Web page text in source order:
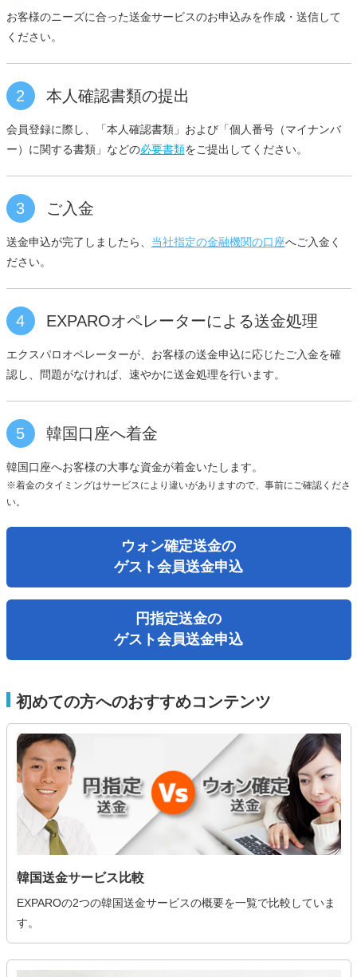
お客様のニーズに合った送金サービスのお申込みを作成・送信して
ください。
2 本人確認書類の提出
会員登録に際し、「本人確認書類」および「個人番号（マイナンバ
ー）に関する書類」などの必要書類をご提出してください。
3 ご入金
送金申込が完了しましたら、 当社指定の金融機関の口座へご入金く
ださい。
4 EXPAROオペレーターによる送金処理
エクスパロオペレーターが、お客様の送金申込に応じたご入金を確
認し、問題がなければ、速やかに送金処理を行います。
5 韓国口座へ着金
韓国口座へお客様の大事な資金が着金いたします。
※着金のタイミングはサービスにより違いがありますので、事前にご確認くださ
い。
ウォン確定送金の
ゲスト会員送金申込
円指定送金の
ゲスト会員送金申込
初めての方へのおすすめコンテンツ
韓国送金サービス比較
EXPAROの2つの韓国送金サービスの概要を一覧で比較していま
す。